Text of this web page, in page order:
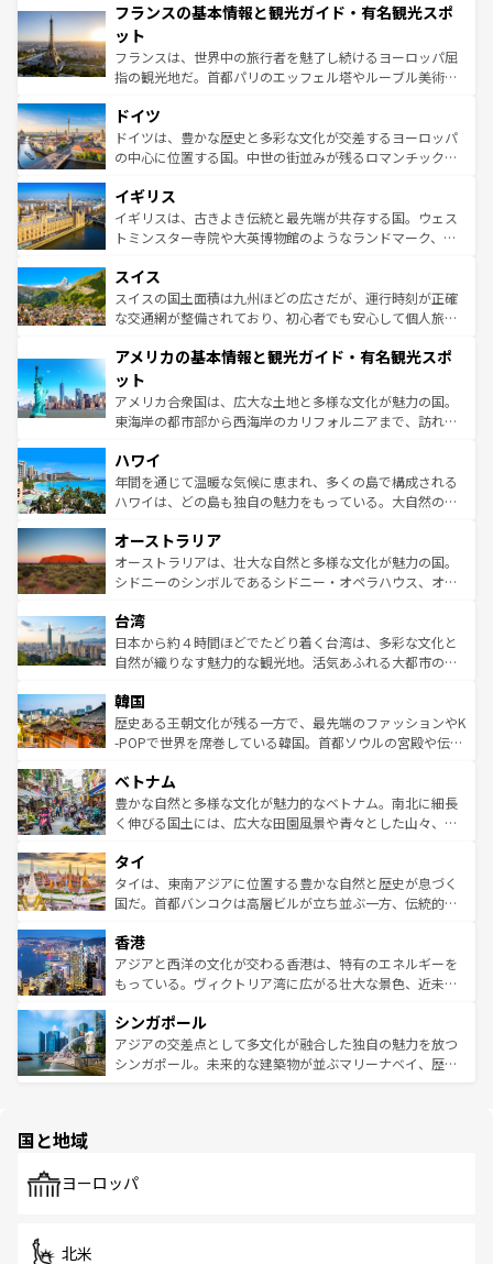
ませてくれるイタリアで、忘れられない旅をしてみよう！
なお、新着のイタリア情報は
しい。
文化が根付くこの国では、情熱的なフラメンコ、熱気あふ
れる闘牛、そして美味しいタパスが生活の一部となってい
る。首都マドリードの洗練された雰囲気や、バルセロナの
アートに溢れた街角から、地方では古代ローマ遺跡や中世
せる。地方によって風土や気候が異なるスペインはその個
性で訪れる人を魅了する。 なお、新着のスペイン情報は コ
ンテンツ一覧を参照してほしい。
フランスの基本情報と観光ガイド・有名観光スポ
ット
フランスは、世界中の旅行者を魅了し続けるヨーロッパ屈
指の観光地だ。首都パリのエッフェル塔やルーブル美術館
で、幅広い魅力が詰まっている。華麗な宮殿、歴史的な大
聖堂、美しいビーチ、そして豊かな自然が、訪れる者を心
から魅了する。また、フランスは美食の国としても知ら
いる。シャンパンの発祥地であるランス、プロヴァンスの
香り高いラベンダー畑など、多彩な楽しみ方が可能だ。さ
らに、パリ以外の地域にも魅力が溢れており、どの街角に
れる地方に足を運ぶとそれぞれで全く異なる文化を体験で
きるだろう。 なお、新着のフランス情報はコンテンツ一覧
を参照してほしい。
ドイツ
ドイツは、豊かな歴史と多彩な文化が交差するヨーロッパ
の中心に位置する国。中世の街並みが残るロマンチック街
顔を持つこの国は、どこを歩いても飽きることがない。ベ
ルリンの文化的活気、バイエルン州のアルプスの絶景、そ
してライン川沿いのワイン畑といった風景は必見。ビール
は、お酒好きな人にはぜひ体験してほしい。 なお、新着の
ドイツ情報はコンテンツ一覧を参照してほしい。
イギリス
イギリスは、古きよき伝統と最先端が共存する国。ウェス
トミンスター寺院や大英博物館のようなランドマーク、歴
リアごとに異なる魅力がある。また、優雅なアフタヌーン
ティー、ビール好きにはたまらない英国パブ、サッカー観
戦など、本場だからこそできる体験も豊富。イギリスを旅
ンツ一覧を参照してほしい。
スイス
スイスの国土面積は九州ほどの広さだが、運行時刻が正確
な交通網が整備されており、初心者でも安心して個人旅行
の建物がそのまま残る町や、スイスならではのユニークな
博物館もあり、アルプス観光だけでなく町歩きも満喫する
ことができる。国民の所得が高いため物価も高いが、旅行
者向けの交通パス提供のサービスもあり、うまく活用すれ
着のスイス情報は
アメリカの基本情報と観光ガイド・有名観光スポ
ット
アメリカ合衆国は、広大な土地と多様な文化が魅力の国。
東海岸の都市部から西海岸のカリフォルニアまで、訪れる
のような巨大都市は、観光、ショッピング、エンターテイ
ンメントが詰まった刺激的なスポットだ。一方、アメリカ
西部には大自然が広がり、グランドキャニオンやイエロー
部のニューオーリンズでは、音楽と美食が融合した独特の
文化が魅力。旅行者はアメリカの各地域で異なる魅力を楽
しみながら、その多様性と豊かな歴史を感じることができ
ならではの贅沢な旅のスタイルだ。 なお、新着のアメリカ
情報はコンテンツ一覧を参照してほしい。
ハワイ
年間を通じて温暖な気候に恵まれ、多くの島で構成される
ハワイは、どの島も独自の魅力をもっている。大自然の神
ワイ島は見逃せない。また、定番の観光地といえばオアフ
島だが、静かな自然を求めるならマウイ島やカウアイ島が
おすすめ。エメラルドグリーンに輝く海をはじめ、豊かな
れるおもてなしの心で訪れる人々を迎えてくれるハワイの
人々、おいしいローカルフードやハワイアンミュージッ
ク、伝統的なフラダンスなど、すべてがハワイの魅力を彩
ワイを、存分に味わってほしい。 なお、新着のハワイ情報
はコンテンツ一覧を参照してほしい。
オーストラリア
オーストラリアは、壮大な自然と多様な文化が魅力の国。
シドニーのシンボルであるシドニー・オペラハウス、オー
リアリーフや大陸中央部にそびえるウルル（エアーズロッ
ク）、タスマニアの美しい原生林やケアンズの熱帯雨林な
ど、見どころがたくさん。また、カフェやワイン、オージ
いる。アクティビティも充実しており、サーフィンやダイ
ビング、ハイキングなど、アウトドア好きにはたまらな
い。オーストラリアの多彩な魅力を存分に味わいつくそ
参照してほしい。
台湾
日本から約４時間ほどでたどり着く台湾は、多彩な文化と
自然が織りなす魅力的な観光地。活気あふれる大都市の台
ン）、静ひつな山岳地帯である台湾東部など、都市の喧騒
と山間の静けさが共存しており、訪れる人に新しい発見と
驚きをもたらしてくれる。また、奥深い台湾の食文化も魅
容にもいいと評判のスイーツなど、バラエティ豊かな料理
が味わえる。 なお、新着の台湾情報は コンテンツ一覧を参
照してほしい。
韓国
歴史ある王朝文化が残る一方で、最先端のファッションやK
-POPで世界を席巻している韓国。首都ソウルの宮殿や伝統
き、地方に足を延ばせば四季折々の自然美を楽しむことが
できる。そして、キムチや焼肉、絶品のストリートフード
まで、さまざまな韓国料理が待っている。夜には、韓国な
リティに包まれながら、韓国の多彩な魅力を心ゆくまで味
わってみてほしい。 なお、新着の韓国情報はコンテンツ一
覧を参照してほしい。
ベトナム
豊かな自然と多様な文化が魅力的なベトナム。南北に細長
く伸びる国土には、広大な田園風景や青々とした山々、世
急速な発展と共に伝統が息づく。ハノイの古い町並みやホ
ーチミン市のフランス統治時代の建物も、独特の雰囲気を
醸し出している。また、バラエティの豊かさとおいしさで
とつ。フォーやバインミー、ベトナムコーヒーなどは、ぜ
ひ現地で味わいたい。どの地域を訪れてもあたたかい人々
が旅行者を迎えてくれるので、きっと忘れられない旅にな
参照してほしい。
タイ
タイは、東南アジアに位置する豊かな自然と歴史が息づく
国だ。首都バンコクは高層ビルが立ち並ぶ一方、伝統的な
の活気が交差している。北部ではチェンマイなどの山岳地
帯で自然と触れ合い、南部ではプーケットやクラビの美し
いビーチでリゾート気分を楽しむことができる。タイ料理
激する。気候は一年中温暖で、どの季節にも異なる楽しみ
が待っている。親しみやすいタイの人々、仏教を中心とし
た文化、そして多様な観光資源が、訪れる旅人を魅了し続
香港
アジアと西洋の文化が交わる香港は、特有のエネルギーを
もっている。ヴィクトリア湾に広がる壮大な景色、近未来
み、どこを訪れても感動するはず。観光スポットが密集し
ており、効率よく見どころを回れるのも魅力。息をのむよ
うな絶景から文化的な体験まで、香港を存分に楽しみ尽く
シンガポール
アジアの交差点として多文化が融合した独自の魅力を放つ
シンガポール。未来的な建築物が並ぶマリーナベイ、歴史
で、ホーカーズは地元の風情を楽しめる外せないスポット
国と地域
ヨーロッパ
北米